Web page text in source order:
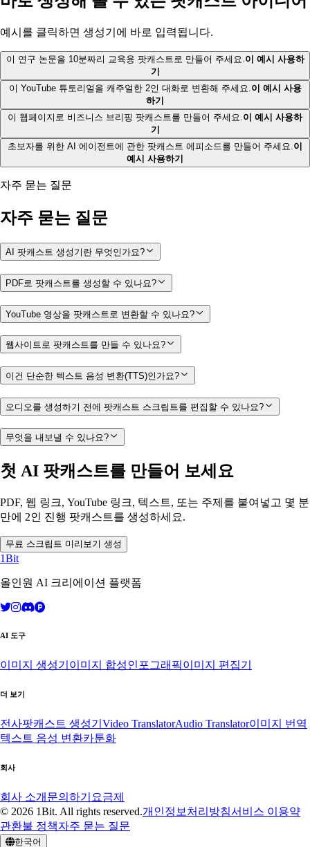
예시를 클릭하면 생성기에 바로 입력됩니다.
이 연구 논문을 10분짜리 교육용 팟캐스트로 만들어 주세요.이 예시 사용하
기
이 YouTube 튜토리얼을 캐주얼한 2인 대화로 변환해 주세요.이 예시 사용
하기
이 웹페이지로 비즈니스 브리핑 팟캐스트를 만들어 주세요.이 예시 사용하
기
초보자를 위한 AI 에이전트에 관한 팟캐스트 에피소드를 만들어 주세요.이
예시 사용하기
자주 묻는 질문
자주 묻는 질문
AI 팟캐스트 생성기란 무엇인가요?
PDF로 팟캐스트를 생성할 수 있나요?
YouTube 영상을 팟캐스트로 변환할 수 있나요?
웹사이트로 팟캐스트를 만들 수 있나요?
이건 단순한 텍스트 음성 변환(TTS)인가요?
오디오를 생성하기 전에 팟캐스트 스크립트를 편집할 수 있나요?
무엇을 내보낼 수 있나요?
첫 AI 팟캐스트를 만들어 보세요
PDF, 웹 링크, YouTube 링크, 텍스트, 또는 주제를 붙여넣고 몇 분
만에 2인 진행 팟캐스트를 생성하세요.
무료 스크립트 미리보기 생성
1Bit
올인원 AI 크리에이션 플랫폼
AI 도구
이미지 생성기 이미지 합성인포그래픽이미지 편집기
더 보기
전사팟캐스트 생성기 Video TranslatorAudio Translator이미지 번역
텍스트 음성 변환카툰화
회사
회사 소개 문의하기 요금제
© 2026 1Bit. All rights reserved.개인정보처리방침서비스 이용약
관환불 정책자주 묻는 질문
한국어